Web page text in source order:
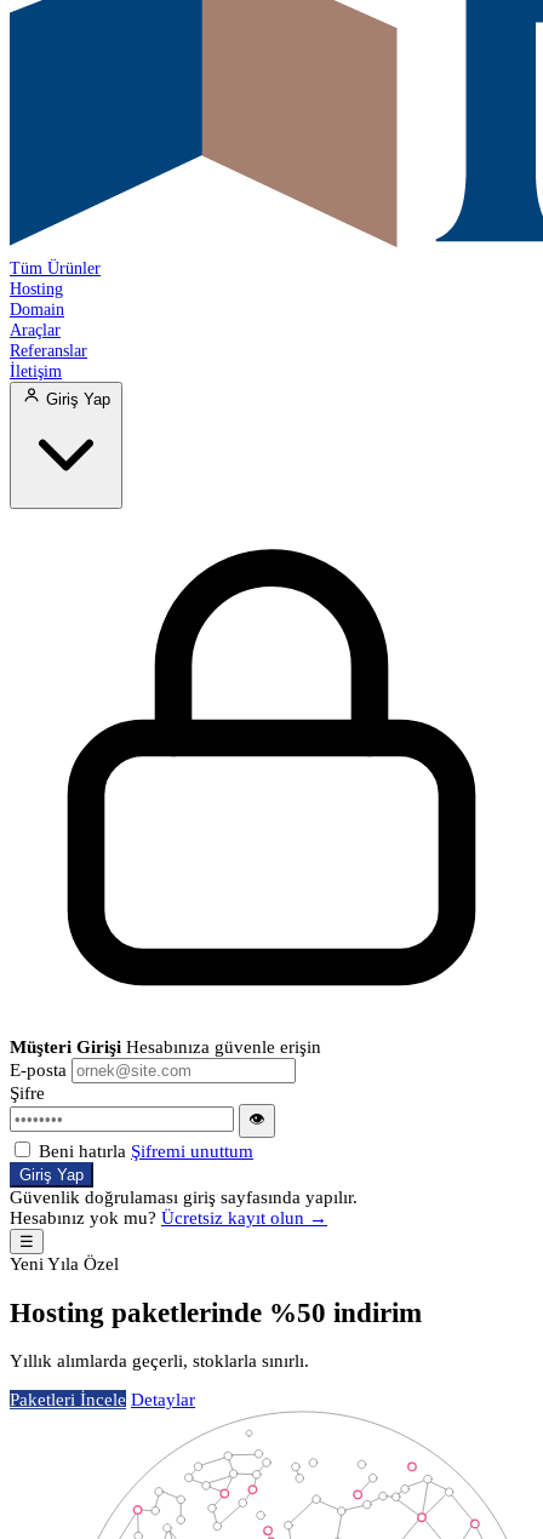
Tüm Ürünler
Hosting
Domain
Araçlar
Referanslar
İletişim
Giriş Yap
Müşteri Girişi Hesabınıza güvenle erişin
E-posta
Şifre
👁
Beni hatırla Şifremi unuttum
Giriş Yap
Güvenlik doğrulaması giriş sayfasında yapılır.
Hesabınız yok mu? Ücretsiz kayıt olun →
☰
Yeni Yıla Özel
Hosting paketlerinde %50 indirim
Yıllık alımlarda geçerli, stoklarla sınırlı.
Paketleri İncele Detaylar